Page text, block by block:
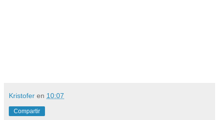
Kristofer en 10:07
Compartir